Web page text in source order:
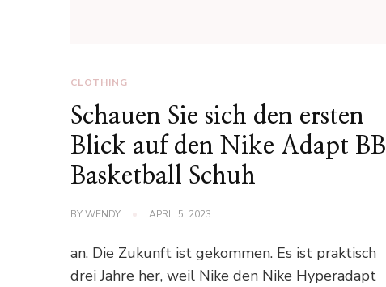
CLOTHING
Schauen Sie sich den ersten
Blick auf den Nike Adapt BB
Basketball Schuh
BYWENDY APRIL 5, 2023
an. Die Zukunft ist gekommen. Es ist praktisch
drei Jahre her, weil Nike den Nike Hyperadapt